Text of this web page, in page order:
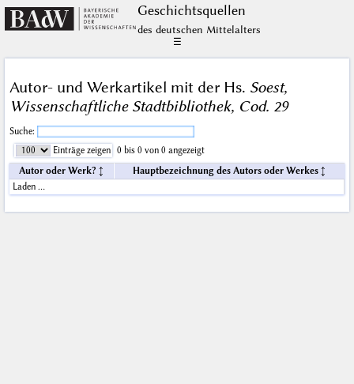
Geschichts­quellen
des deutschen Mittelalters
☰
Autor- und Werkartikel mit der Hs. Soest,
Wissenschaftliche Stadtbibliothek, Cod. 29
Suche:
Einträge zeigen
0 bis 0 von 0 angezeigt
Autor oder Werk?
Hauptbezeichnung des Autors oder Werkes
Laden …